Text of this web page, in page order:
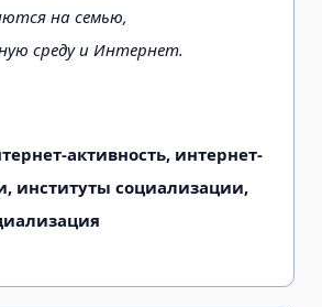
на семью,
среду и Интернет.
активность, интернет-
институты социализации,